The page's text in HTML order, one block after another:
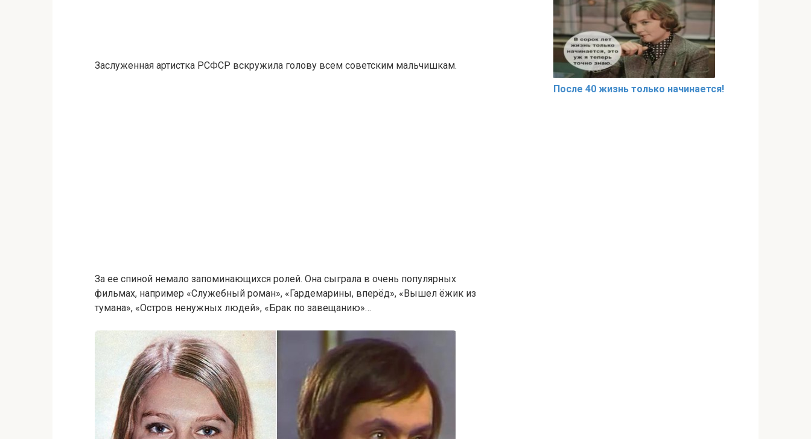
Заслуженная артистка РСФСР вскружила голову всем советским мальчишкам.
За ее спиной немало запоминающихся ролей. Она сыграла в очень популярных
фильмах, например «Служебный роман», «Гардемарины, вперёд», «Вышел ёжик из
тумана», «Остров ненужных людей», «Брак по завещанию»…
После 40 жизнь только начинается!